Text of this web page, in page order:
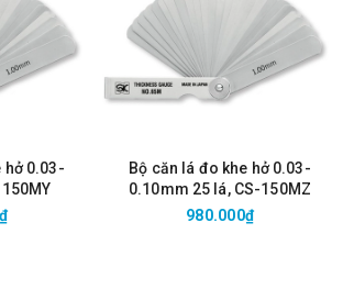
hở 0.03-
Bộ căn lá đo khe hở 0.03-
0.10mm 25 lá, CS-150MZ
980.000₫